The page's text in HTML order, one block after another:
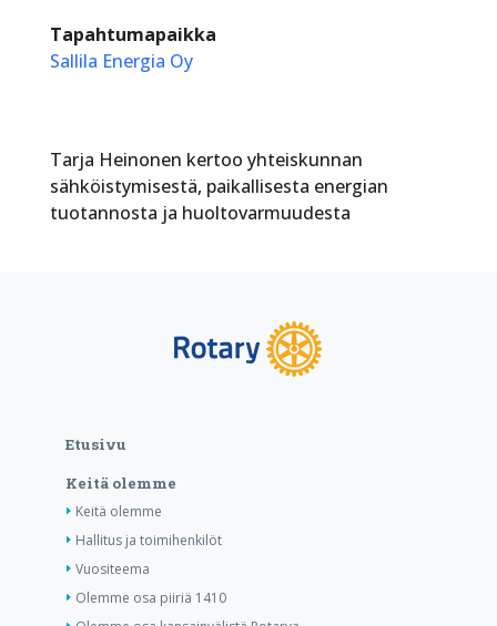
Tapahtumapaikka
Sallila Energia Oy
Tarja Heinonen kertoo yhteiskunnan
sähköistymisestä, paikallisesta energian
tuotannosta ja huoltovarmuudesta
Etusivu
Keitä olemme
Keitä olemme
Hallitus ja toimihenkilöt
Vuositeema
Olemme osa piiriä 1410